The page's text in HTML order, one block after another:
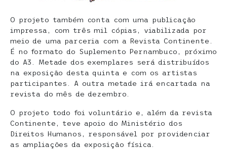
O projeto também conta com uma publicação
impressa, com três mil cópias, viabilizada por
meio de uma parceria com a Revista Continente.
É no formato do Suplemento Pernambuco, próximo
do A3. Metade dos exemplares será distribuídos
na exposição desta quinta e com os artistas
participantes. A outra metade irá encartada na
revista do mês de dezembro.
O projeto todo foi voluntário e, além da revista
Continente, teve apoio do Ministério dos
Direitos Humanos, responsável por providenciar
as ampliações da exposição física.